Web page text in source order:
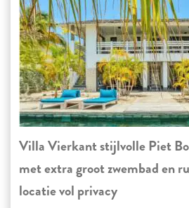
Villa Vierkant stijlvolle Piet
met extra groot zwembad en
locatie vol privacy